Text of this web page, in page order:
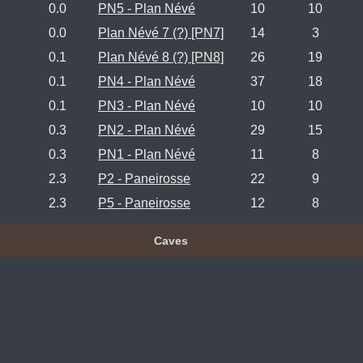
0.0 PN5 - Plan Névé 10
10
0.0
Plan Névé 7 (?) [PN7] 14
3
0.1
Plan Névé 8 (?) [PN8] 26
19
0.1
PN4 - Plan Névé 37
18
0.1
PN3 - Plan Névé 10
10
0.3
PN2 - Plan Névé 29
15
0.3
PN1 - Plan Névé 11
8
2.3
P2 - Paneirosse 22
9
2.3
P5 - Paneirosse 12 8
Caves